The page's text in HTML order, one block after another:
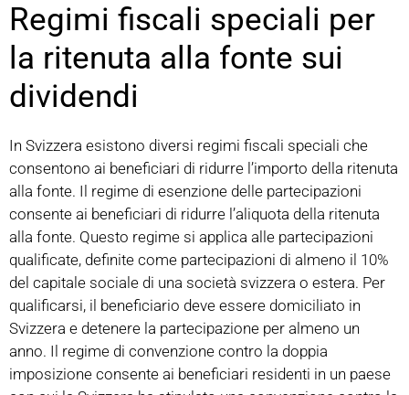
Regimi fiscali speciali per
la ritenuta alla fonte sui
dividendi
In Svizzera esistono diversi regimi fiscali speciali che
consentono ai beneficiari di ridurre l’importo della ritenuta
alla fonte. Il regime di esenzione delle partecipazioni
consente ai beneficiari di ridurre l’aliquota della ritenuta
alla fonte. Questo regime si applica alle partecipazioni
qualificate, definite come partecipazioni di almeno il 10%
del capitale sociale di una società svizzera o estera. Per
qualificarsi, il beneficiario deve essere domiciliato in
Svizzera e detenere la partecipazione per almeno un
anno. Il regime di convenzione contro la doppia
imposizione consente ai beneficiari residenti in un paese